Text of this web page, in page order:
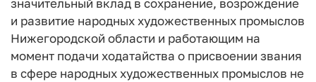
и развитие народных художественных промыслов
Нижегородской области и работающим на
момент подачи ходатайства о присвоении звания
в сфере народных художественных промыслов не